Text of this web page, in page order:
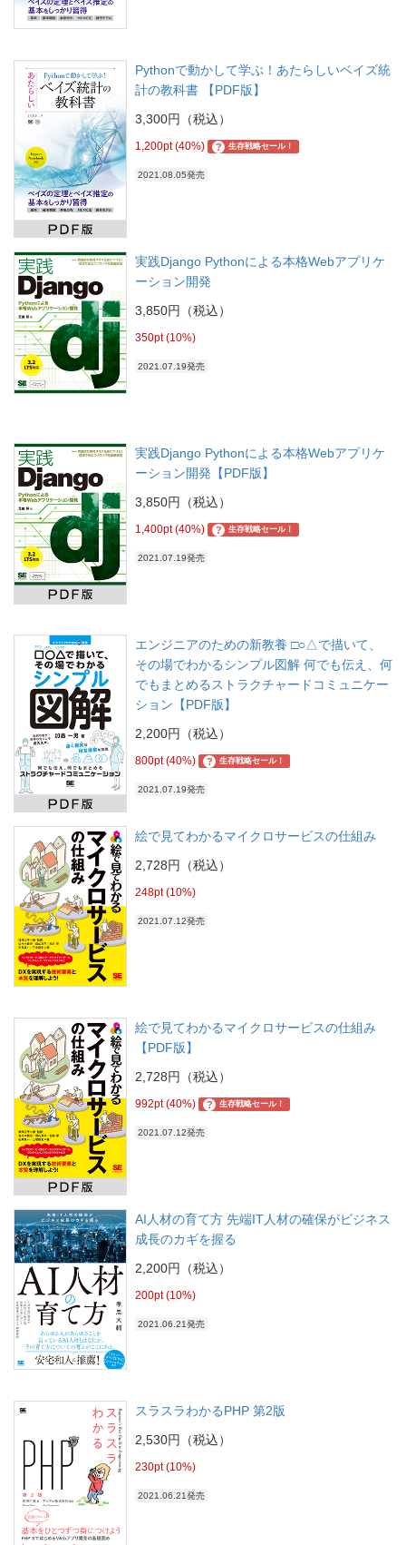
Pythonで動かして学ぶ！あたらしいベイズ統
計の教科書 【PDF版】
3,300円（税込）
1,200pt (40%) ? 生存戦略セール！
2021.08.05発売
実践Django Pythonによる本格Webアプリケ
ーション開発
3,850円（税込）
350pt (10%)
2021.07.19発売
実践Django Pythonによる本格Webアプリケ
ーション開発【PDF版】
3,850円（税込）
1,400pt (40%) ? 生存戦略セール！
2021.07.19発売
エンジニアのための新教養 □○△で描いて、
その場でわかるシンプル図解 何でも伝え、何
でもまとめるストラクチャードコミュニケー
ション【PDF版】
2,200円（税込）
800pt (40%) ? 生存戦略セール！
2021.07.19発売
絵で見てわかるマイクロサービスの仕組み
2,728円（税込）
248pt (10%)
2021.07.12発売
絵で見てわかるマイクロサービスの仕組み
【PDF版】
2,728円（税込）
992pt (40%) ? 生存戦略セール！
2021.07.12発売
AI人材の育て方 先端IT人材の確保がビジネス
成長のカギを握る
2,200円（税込）
200pt (10%)
2021.06.21発売
スラスラわかるPHP 第2版
2,530円（税込）
230pt (10%)
2021.06.21発売